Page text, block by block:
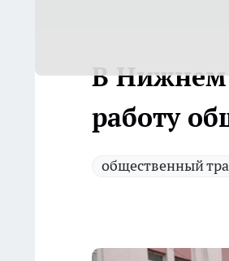
В Нижнем
работу
общественный